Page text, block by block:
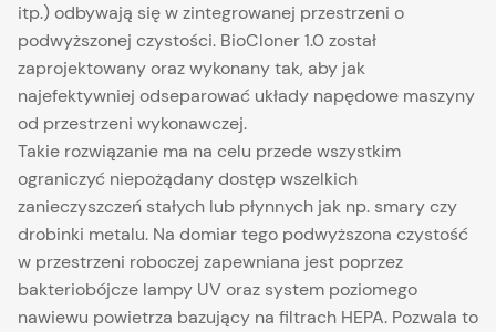
itp.) odbywają się w zintegrowanej przestrzeni o
podwyższonej czystości. BioCloner 1.0 został
zaprojektowany oraz wykonany tak, aby jak
najefektywniej odseparować układy napędowe maszyny
od przestrzeni wykonawczej.
Takie rozwiązanie ma na celu przede wszystkim
ograniczyć niepożądany dostęp wszelkich
zanieczyszczeń stałych lub płynnych jak np. smary czy
drobinki metalu. Na domiar tego podwyższona czystość
w przestrzeni roboczej zapewniana jest poprzez
bakteriobójcze lampy UV oraz system poziomego
nawiewu powietrza bazujący na filtrach HEPA. Pozwala to